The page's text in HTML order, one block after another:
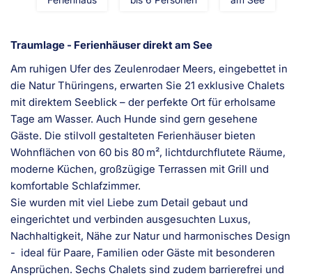
Traumlage - Ferienhäuser direkt am See
Am ruhigen Ufer des Zeulenrodaer Meers, eingebettet in
die Natur Thüringens, erwarten Sie 21 exklusive Chalets
mit direktem Seeblick – der perfekte Ort für erholsame
Tage am Wasser. Auch Hunde sind gern gesehene
Gäste. Die stilvoll gestalteten Ferienhäuser bieten
Wohnflächen von 60 bis 80 m², lichtdurchflutete Räume,
moderne Küchen, großzügige Terrassen mit Grill und
komfortable Schlafzimmer.
Sie wurden mit viel Liebe zum Detail gebaut und
eingerichtet und verbinden ausgesuchten Luxus,
Nachhaltigkeit, Nähe zur Natur und harmonisches Design
- ideal für Paare, Familien oder Gäste mit besonderen
Ansprüchen. Sechs Chalets sind zudem barrierefrei und